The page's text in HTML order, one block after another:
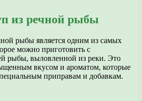
из речной рыбы
рыбы является одним из самых
можно приготовить с
рыбы, выловленной из реки. Это
вкусом и ароматом, которые
приправам и добавкам.